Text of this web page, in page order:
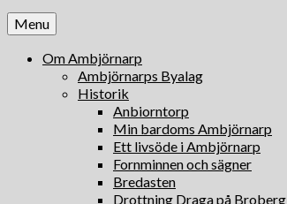
Menu
Om Ambjörnarp
Ambjörnarps Byalag
Historik
Anbiorntorp
Min bardoms Ambjörnarp
Ett livsöde i Ambjörnarp
Fornminnen och sägner
Bredasten
Drottning Draga på Broberg